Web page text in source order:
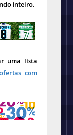
inteiro.
uma lista
com